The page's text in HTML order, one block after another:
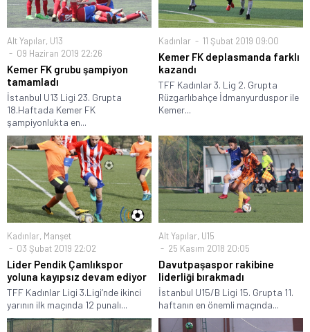
Alt Yapılar, U13
09 Haziran 2019 22:26
Kemer FK grubu şampiyon
tamamladı
İstanbul U13 Ligi 23. Grupta
18.Haftada Kemer FK
şampiyonlukta en...
Kadınlar 11 Şubat 2019 09:00
Kemer FK deplasmanda farklı
kazandı
TFF Kadınlar 3. Lig 2. Grupta
Rüzgarlıbahçe İdmanyurduspor ile
Kemer...
Kadınlar, Manşet
03 Şubat 2019 22:02
Lider Pendik Çamlıkspor
yoluna kayıpsız devam ediyor
TFF Kadınlar Ligi 3.Ligi’nde ikinci
yarının ilk maçında 12 punalı...
Alt Yapılar, U15
25 Kasım 2018 20:05
Davutpaşaspor rakibine
liderliği bırakmadı
İstanbul U15/B Ligi 15. Grupta 11.
haftanın en önemli maçında...